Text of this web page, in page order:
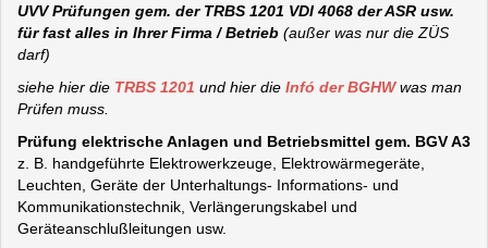
UVV Prüfungen gem. der TRBS 1201 VDI 4068 der ASR usw.
für fast alles in Ihrer Firma / Betrieb (außer was nur die ZÜS
darf)
siehe hier die TRBS 1201 und hier die Infó der BGHWwas man
Prüfen muss.
Prüfung elektrische Anlagen und Betriebsmittel gem. BGV A3
z. B. handgeführte Elektrowerkzeuge, Elektrowärmegeräte,
Leuchten, Geräte der Unterhaltungs- Informations- und
Kommunikationstechnik, Verlängerungskabel und
Geräteanschlußleitungen usw.